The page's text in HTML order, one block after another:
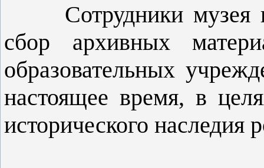
Сотрудники музея
сбор архивных
образовательных
настоящее время, в
исторического наследия